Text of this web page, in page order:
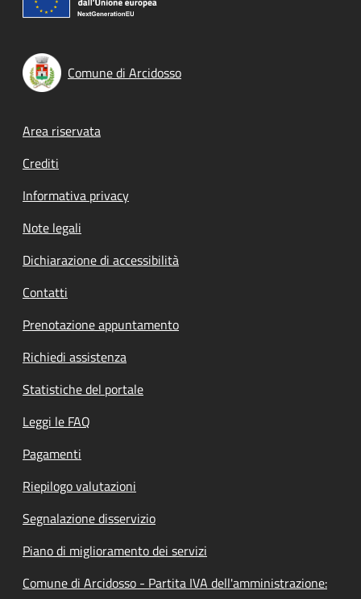
Comune di Arcidosso
Footer menu
Area riservata
Crediti
Informativa privacy
Note legali
Dichiarazione di accessibilità
Contatti
Prenotazione appuntamento
Richiedi assistenza
Statistiche del portale
Leggi le FAQ
Pagamenti
Riepilogo valutazioni
Segnalazione disservizio
Piano di miglioramento dei servizi
Comune di Arcidosso - Partita IVA dell'amministrazione: